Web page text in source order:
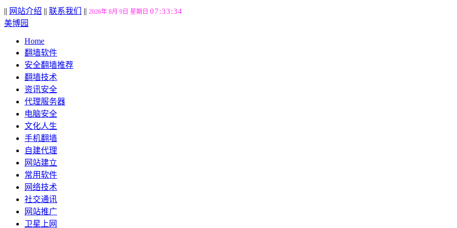
|| 网站介绍 || 联系我们 || 2026年 8月 9日 星期日 07:33:35
美博园
Home
翻墙软件
安全翻墙推荐
翻墙技术
资讯安全
代理服务器
电脑安全
文化人生
手机翻墙
自建代理
网站建立
常用软件
网络技术
社交通讯
网站推广
卫星上网